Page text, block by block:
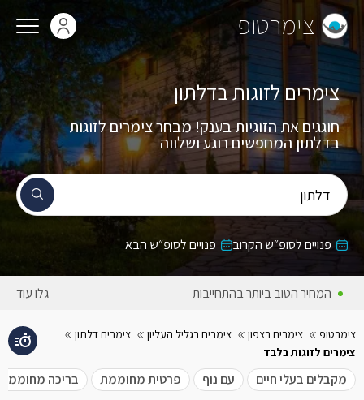
צימרטופ
דלתון
צימרים לזוגות בדלתון
חוגגים את הזוגיות בענק! מבחר צימרים לזוגות
בדלתון המחפשים רוגע ושלווה
פנויים לסופ״ש הקרוב פנויים לסופ״ש הבא
המחירים באתר כוללים מע״מ גלו עוד
צימרטופ צימרים בצפון צימרים בגליל העליון
צימרים דלתון
צימרים לזוגות בלבד
מקבלים בעלי חיים עם נוף פרטית מחוממת בריכה מחוממת